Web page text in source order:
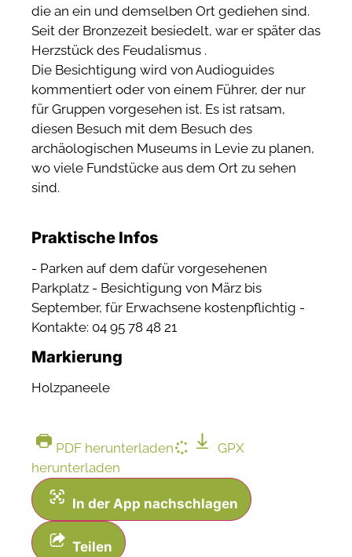
die an ein und demselben Ort gediehen sind.
Seit der Bronzezeit besiedelt, war er später das
Herzstück des Feudalismus .
Die Besichtigung wird von Audioguides
kommentiert oder von einem Führer, der nur
für Gruppen vorgesehen ist. Es ist ratsam,
diesen Besuch mit dem Besuch des
archäologischen Museums in Levie zu planen,
wo viele Fundstücke aus dem Ort zu sehen
sind.
Praktische Infos
- Parken auf dem dafür vorgesehenen
Parkplatz - Besichtigung von März bis
September, für Erwachsene kostenpflichtig -
Kontakte: 04 95 78 48 21
Markierung
Holzpaneele
PDF herunterladen
GPX
herunterladen
In der App nachschlagen
Teilen